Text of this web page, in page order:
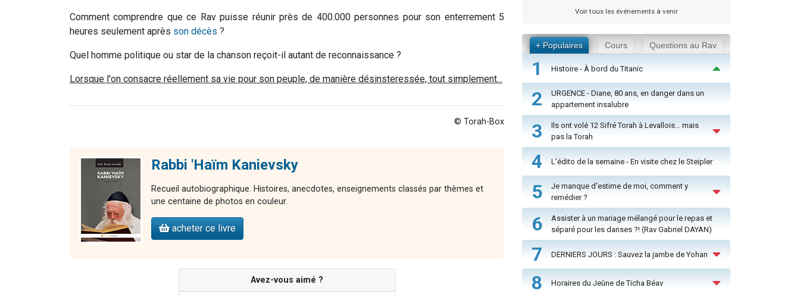
Comment comprendre que ce Rav puisse réunir près de 400.000 personnes pour son enterrement 5
heures seulement après son décès ?
Quel homme politique ou star de la chanson reçoit-il autant de reconnaissance ?
Lorsque l'on consacre réellement sa vie pour son peuple, de manière désinsteressée, tout simplement...
© Torah-Box
Rabbi 'Haïm Kanievsky
Recueil autobiographique. Histoires, anecdotes, enseignements classés par thèmes et
une centaine de photos en couleur.
acheter ce livre
Avez-vous aimé ?
Voir tous les événements à venir
+ Populaires Cours Questions au Rav
1 Histoire - À bord du Titanic
2
URGENCE - Diane, 80 ans, en danger dans un
appartement insalubre
3
Ils ont volé 12 Sifré Torah à Levallois… mais
pas la Torah
4 L'édito de la semaine - En visite chez le Steipler
5
Je manque d'estime de moi, comment y
remédier ?
6
Assister à un mariage mélangé pour le repas et
séparé pour les danses ?! (Rav Gabriel DAYAN)
7 DERNIERS JOURS : Sauvez la jambe de Yohan
8 Horaires du Jeûne de Ticha Béav